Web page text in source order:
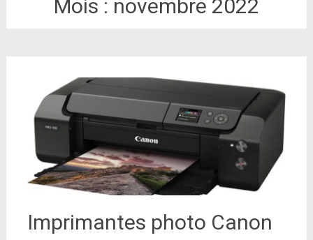
Mois : novembre 2022
Imprimantes photo Canon